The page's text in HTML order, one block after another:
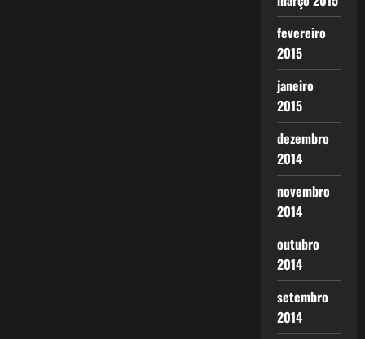
fevereiro
2015
janeiro
2015
dezembro
2014
novembro
2014
outubro
2014
setembro
2014